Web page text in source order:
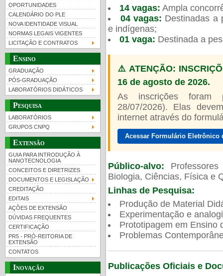
OPORTUNIDADES
CALENDÁRIO DO PLE
NOVA IDENTIDADE VISUAL
NORMAS LEGAIS VIGENTES
LICITAÇÃO E CONTRATOS
Ensino
GRADUAÇÃO
PÓS-GRADUAÇÃO
LABORATÓRIOS DIDÁTICOS
Pesquisa
LABORATÓRIOS
GRUPOS CNPQ
Extensão
GUIA PARA INTRODUÇÃO À
NANOTECNOLOGIA
CONCEITOS E DIRETRIZES
DOCUMENTOS E LEGISLAÇÃO
CREDITAÇÃO
EDITAIS
AÇÕES DE EXTENSÃO
DÚVIDAS FREQUENTES
CERTIFICAÇÃO
PR5 - PRÓ-REITORIA DE
EXTENSÃO
CONTATOS
Inovação
14 vagas: Ampla
04 vagas: Destinadas a
e indígenas;
01 vaga: Destinada a
⚠️ ATENÇÃO:
16 de agosto de 2026.
As inscrições foram
28/07/2026). Elas
internet através do
Acessar Formulário
Público-alvo:
Biologia, Ciências, Física e
Linhas de Pesquisa:
Produção de Material
Experimentação e
Prototipagem em Ensino
Problemas
Publicações Oficiais e